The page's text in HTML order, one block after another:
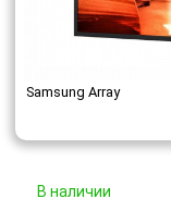
Samsung Array
В наличии